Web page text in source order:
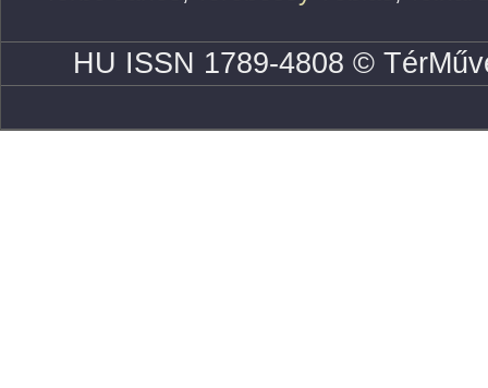
HU ISSN 1789-4808 ©